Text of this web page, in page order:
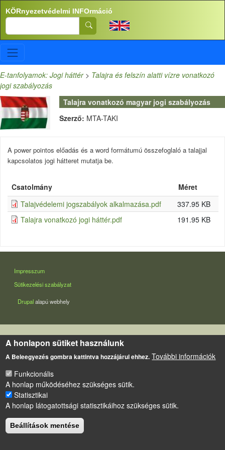
Ugrás a tartalomra
KÖRnyezetvédelmi INFOrmáció
Search
E-tanfolyamok: Jogi háttér> Talajra és felszín alatti vízre vonatkozó
jogi szabályozás
Talajra vonatkozó magyar jogi szabályozás
Szerző: MTA-TAKI
A power pointos előadás és a word formátumú összefoglaló a talajjal
kapcsolatos jogi hátteret mutatja be.
Csatolmány
Méret
Talajvédelemi jogszabályok alkalmazása.pdf
337.95 KB
Talajra vonatkozó jogi háttér.pdf
191.95 KB
LÁBLÉC
Impresszum
Sütikezelési szabályzat
Drupalalapú webhely
A honlapon sütiket használunk
A Beleegyezés gombra kattintva hozzájárul ehhez. További információk
Funkcionális
A honlap működéséhez szükséges sütik.
Statisztikai
A honlap látogatottsági statisztikáihoz szükséges sütik.
Beállítások mentése